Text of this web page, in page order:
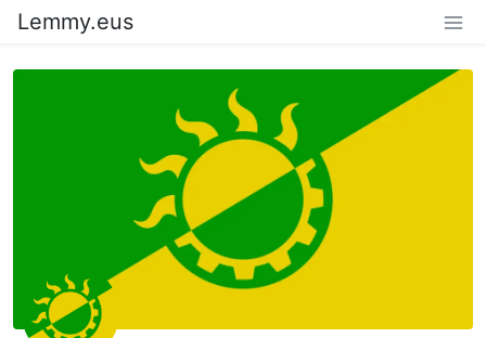
Lemmy.eus